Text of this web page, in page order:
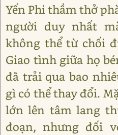
Yến Phi thầm thở
người duy nhất
không thể từ chối
Giao tình giữa họ
đã trải qua bao
gì có thể thay đổi.
lớn lên tâm lang
đoạn, nhưng đối